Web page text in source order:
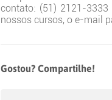
contato: (51) 2121-
nossos cursos, o e-mail
Gostou? Compartilhe!